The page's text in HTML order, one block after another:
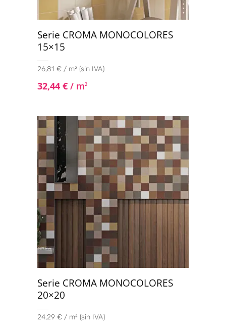
Serie CROMA MONOCOLORES
15×15
26,81 € / m² (sin IVA)
32,44 € / m2
Serie CROMA MONOCOLORES
20×20
24,29 € / m² (sin IVA)